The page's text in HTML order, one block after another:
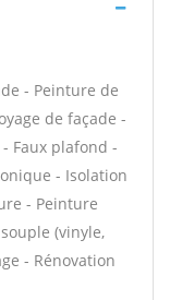
- Peinture de
de façade -
Faux plafond -
- Isolation
- Peinture
(vinyle,
- Rénovation